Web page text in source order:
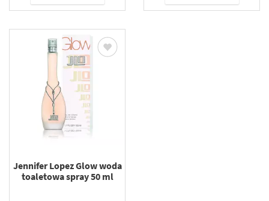
Jennifer Lopez Glow woda
toaletowa spray 50 ml